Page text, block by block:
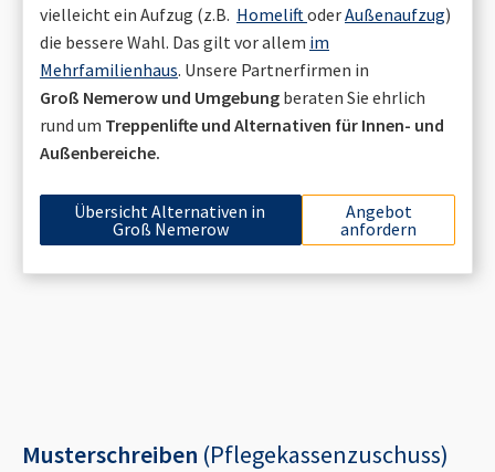
vielleicht ein Aufzug (z.B. HomeliftoderAußenaufzug)
die bessere Wahl. Das gilt vor allem im
Mehrfamilienhaus. Unsere Partnerfirmen in
Groß Nemerow und Umgebung beraten Sie ehrlich
rund um Treppenlifte und Alternativen für Innen- und
Außenbereiche.
Übersicht Alternativen in
Groß Nemerow
Angebot
anfordern
Musterschreiben (Pflegekassenzuschuss)